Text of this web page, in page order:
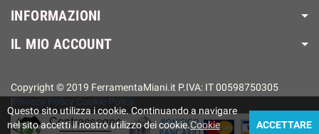
INFORMAZIONI
IL MIO ACCOUNT
Copyright © 2019 FerramentaMiani.it P.IVA: IT 00598750305
|Privacy Policy Cookie Policy
Questo sito utilizza i cookie. Continuando a navigare
nel sito accetti il ​​nostro utilizzo dei cookie.Cookie
ACCETTARE